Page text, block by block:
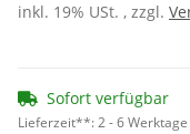
inkl. 19% USt. , zzgl.
Sofort verfügbar
Lieferzeit**:2 - 6 Werktage